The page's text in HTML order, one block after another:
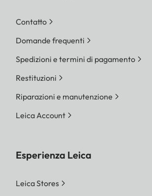
Contatto
Domande frequenti
Spedizioni e termini di pagamento
Restituzioni
Riparazioni e manutenzione
Leica Account
Esperienza Leica
Leica Stores